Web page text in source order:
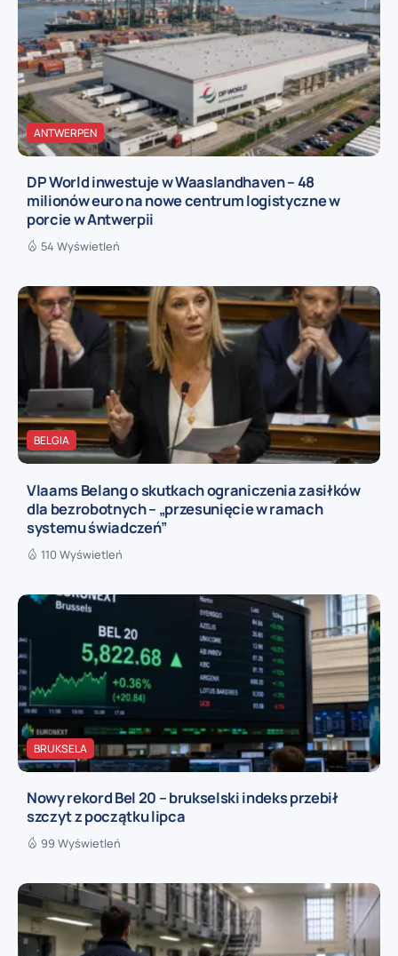
ANTWERPEN
DP World inwestuje w Waaslandhaven – 48
milionów euro na nowe centrum logistyczne w
porcie w Antwerpii
54 Wyświetleń
BELGIA
Vlaams Belang o skutkach ograniczenia zasiłków
dla bezrobotnych – „przesunięcie w ramach
systemu świadczeń”
110 Wyświetleń
BRUKSELA
Nowy rekord Bel 20 – brukselski indeks przebił
szczyt z początku lipca
99 Wyświetleń